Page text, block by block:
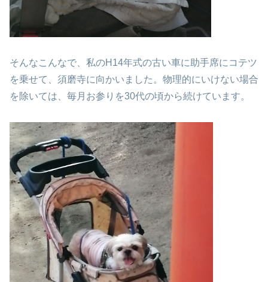
そんなこんなで、私のH14年式の古い車に 助手席にコテツ
を乗せて、須磨寺に向かいました。 物理的にいけない場合
を除いては、毎月お参りを30代の頃から続けています。